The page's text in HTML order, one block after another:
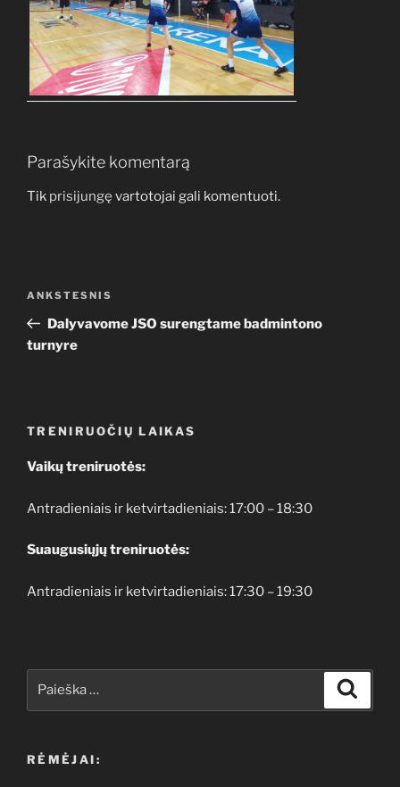
Parašykite komentarą
Tik prisijungę vartotojai gali komentuoti.
įrašų
Ankstesnis
įrašas
ANKSTESNIS
Dalyvavome JSO surengtame badmintono
turnyre
TRENIRUOČIŲ LAIKAS
Vaikų treniruotės:
Antradieniais ir ketvirtadieniais: 17:00 – 18:30
Suaugusiųjų treniruotės:
Antradieniais ir ketvirtadieniais: 17:30 – 19:30
RĖMĖJAI: